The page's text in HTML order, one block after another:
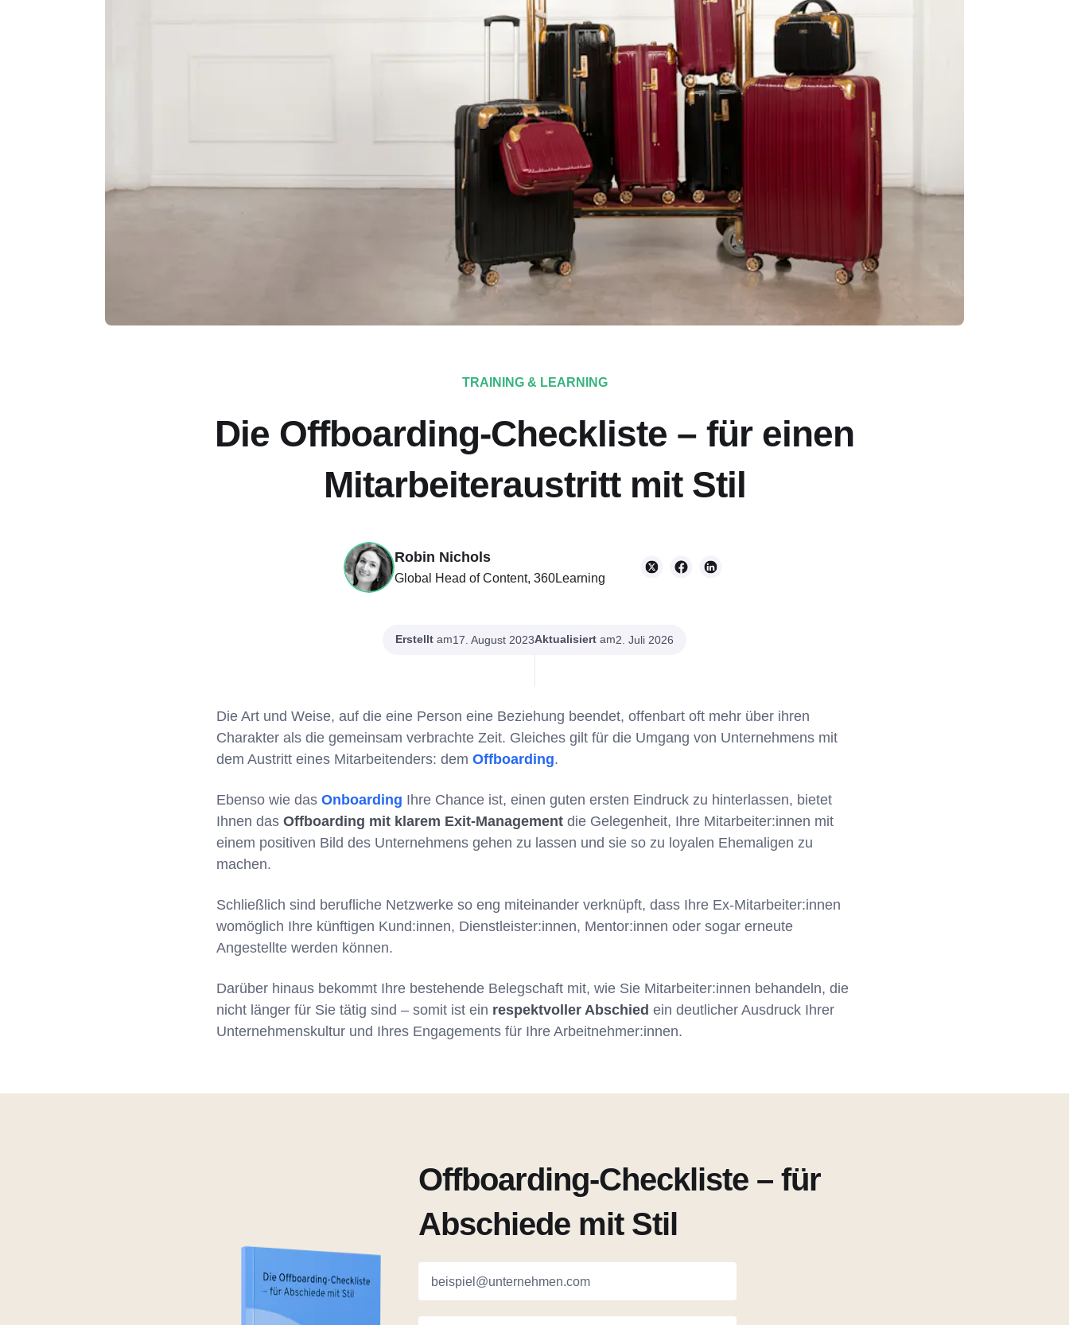
TRAINING & LEARNING
Die Offboarding-Checkliste – für einen
Mitarbeiteraustritt mit Stil
Robin Nichols
Global Head of Content, 360Learning
Erstellt am17. August 2023Aktualisiert am2. Juli 2026
Die Art und Weise, auf die eine Person eine Beziehung beendet, offenbart oft mehr über ihren
Charakter als die gemeinsam verbrachte Zeit. Gleiches gilt für die Umgang von Unternehmens mit
dem Austritt eines Mitarbeitenders: dem Offboarding.
Ebenso wie das Onboarding Ihre Chance ist, einen guten ersten Eindruck zu hinterlassen, bietet
Ihnen das Offboarding mit klarem Exit-Management die Gelegenheit, Ihre Mitarbeiter:innen mit
einem positiven Bild des Unternehmens gehen zu lassen und sie so zu loyalen Ehemaligen zu
machen.
Schließlich sind berufliche Netzwerke so eng miteinander verknüpft, dass Ihre Ex-Mitarbeiter:innen
womöglich Ihre künftigen Kund:innen, Dienstleister:innen, Mentor:innen oder sogar erneute
Angestellte werden können.
Darüber hinaus bekommt Ihre bestehende Belegschaft mit, wie Sie Mitarbeiter:innen behandeln, die
nicht länger für Sie tätig sind – somit ist ein respektvoller Abschied ein deutlicher Ausdruck Ihrer
Unternehmenskultur und Ihres Engagements für Ihre Arbeitnehmer:innen.
Offboarding-Checkliste – für
Abschiede mit Stil
beispiel@unternehmen.com